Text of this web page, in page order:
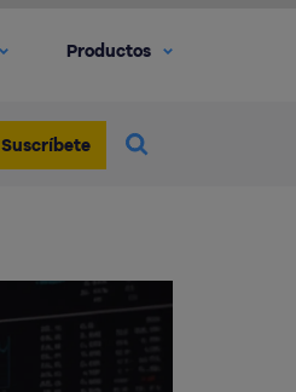
Productos
Suscríbete